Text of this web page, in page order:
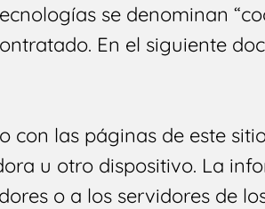
se denominan
En el siguiente
con las páginas de este
u otro dispositivo. La
o a los servidores de